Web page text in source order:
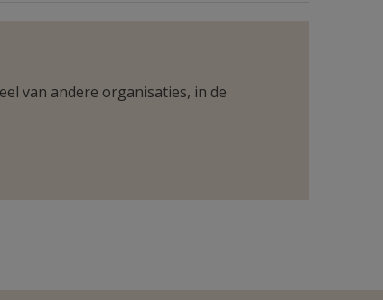
van andere organisaties, in de